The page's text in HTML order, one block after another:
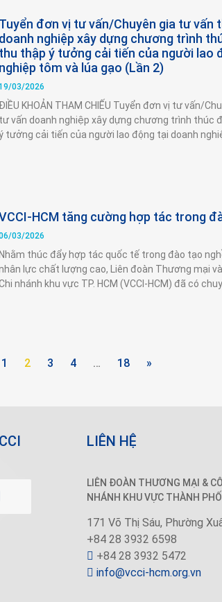
Tuyển đơn vị tư vấn/Chuyên gia tư vấn
doanh nghiệp xây dựng chương trình
thu thập ý tưởng cải tiến của người lao
nghiệp tôm và lúa gạo (Lần 2)
03/2026
ĐIỀU KHOẢN THAM CHIẾU Tuyển đơn vị tư vấn/
tư vấn doanh nghiệp xây dựng chương trình thúc
tưởng cải tiến của người lao động tại doanh
HCM tăng cường hợp tác trong
03/2026
Nhằm thúc đẩy hợp tác quốc tế trong đào tạo
lực chất lượng cao, Liên đoàn Thương mại
nhánh khu vực TP. HCM (VCCI-HCM) đã có
1 2 3 4 … 18 »
LIÊN HỆ
LIÊN ĐOÀN THƯƠNG MẠI &
NHÁNH KHU VỰC THÀNH
171 Võ Thị Sáu, Phường
+84 28 3932 6598
+84 28 3932 5472
info@vcci-hcm.org.vn